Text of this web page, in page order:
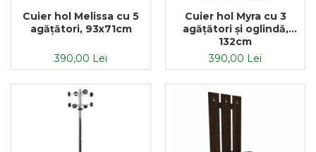
Cuier hol Melissa cu 5
agățători, 93x71cm
390,00 Lei
Cuier hol Myra cu 3
agățători și oglindă,
132cm
390,00 Lei